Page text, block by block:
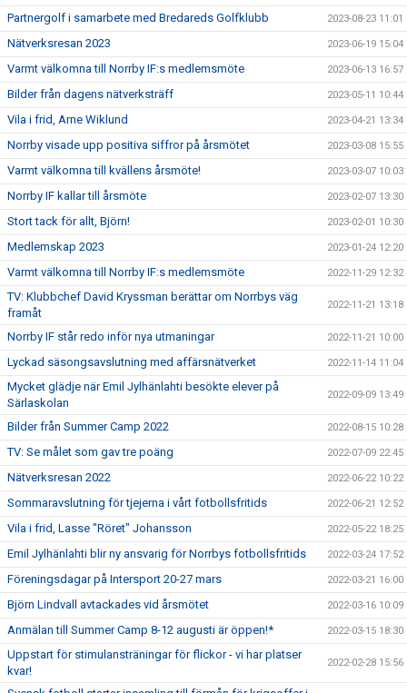
Partnergolf i samarbete med Bredareds Golfklubb 2023-08-23 11:01
Nätverksresan 2023 2023-06-19 15:04
Varmt välkomna till Norrby IF:s medlemsmöte 2023-06-13 16:57
Bilder från dagens nätverksträff 2023-05-11 10:44
Vila i frid, Arne Wiklund 2023-04-21 13:34
Norrby visade upp positiva siffror på årsmötet 2023-03-08 15:55
Varmt välkomna till kvällens årsmöte! 2023-03-07 10:03
Norrby IF kallar till årsmöte 2023-02-07 13:30
Stort tack för allt, Björn! 2023-02-01 10:30
Medlemskap 2023 2023-01-24 12:20
Varmt välkomna till Norrby IF:s medlemsmöte 2022-11-29 12:32
TV: Klubbchef David Kryssman berättar om Norrbys väg
framåt
2022-11-21 13:18
Norrby IF står redo inför nya utmaningar 2022-11-21 10:00
Lyckad säsongsavslutning med affärsnätverket 2022-11-14 11:04
Mycket glädje när Emil Jylhänlahti besökte elever på
Särlaskolan
2022-09-09 13:49
Bilder från Summer Camp 2022 2022-08-15 10:28
TV: Se målet som gav tre poäng 2022-07-09 22:45
Nätverksresan 2022 2022-06-22 10:22
Sommaravslutning för tjejerna i vårt fotbollsfritids 2022-06-21 12:52
Vila i frid, Lasse "Röret" Johansson 2022-05-22 18:25
Emil Jylhänlahti blir ny ansvarig för Norrbys fotbollsfritids 2022-03-24 17:52
Föreningsdagar på Intersport 20-27 mars 2022-03-21 16:00
Björn Lindvall avtackades vid årsmötet 2022-03-16 10:09
Anmälan till Summer Camp 8-12 augusti är öppen!* 2022-03-15 18:30
Uppstart för stimulansträningar för flickor - vi har platser
kvar!
2022-02-28 15:56